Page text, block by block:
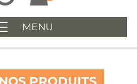
MENU
PRODUITS